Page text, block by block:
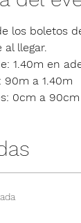
los boletos
al llegar.
1.40m en
90m a 1.40m
0cm a 90cm